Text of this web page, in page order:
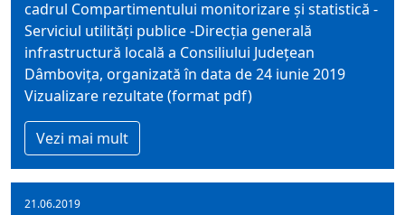
cadrul Compartimentului monitorizare şi statistică -
Serviciul utilităţi publice -Direcţia generală
infrastructură locală a Consiliului Judeţean
Dâmboviţa, organizată în data de 24 iunie 2019
Vizualizare rezultate (format pdf)
Vezi mai mult
21.06.2019